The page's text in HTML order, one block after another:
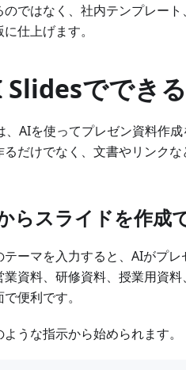
ではなく、社内テンプレー
仕上げます。
ででき
、AIを使ってプレゼン資料作
だけでなく、文書やリンク
らスライドを作成
ーマを入力すると、AIがプ
資料、研修資料、授業用資
便利です。
うな指示から始められます。